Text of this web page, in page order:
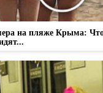
на пляже Крыма: